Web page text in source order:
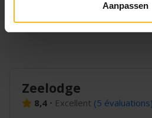
Aanpassen
Zeelodge
8,4 • Excellent (5 évaluations)